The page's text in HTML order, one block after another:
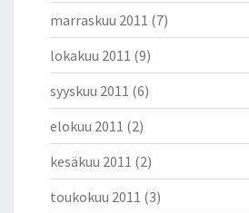
marraskuu 2011 (7)
lokakuu 2011 (9)
syyskuu 2011 (6)
elokuu 2011 (2)
kesäkuu 2011 (2)
toukokuu 2011 (3)